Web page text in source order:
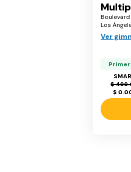
Los
Ver
Primer
$
$